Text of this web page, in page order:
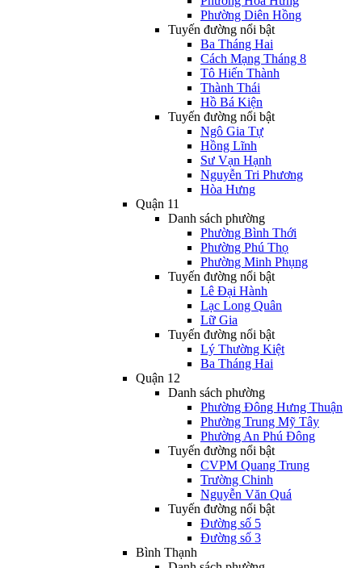
Phường Diên Hồng
Tuyến đường nổi bật
Ba Tháng Hai
Cách Mạng Tháng 8
Tô Hiến Thành
Thành Thái
Hồ Bá Kiện
Tuyến đường nổi bật
Ngô Gia Tự
Hồng Lĩnh
Sư Vạn Hạnh
Nguyễn Tri Phương
Hòa Hưng
Quận 11
Danh sách phường
Phường Bình Thới
Phường Phú Thọ
Phường Minh Phụng
Tuyến đường nổi bật
Lê Đại Hành
Lạc Long Quân
Lữ Gia
Tuyến đường nổi bật
Lý Thường Kiệt
Ba Tháng Hai
Quận 12
Danh sách phường
Phường Đông Hưng Thuận
Phường Trung Mỹ Tây
Phường An Phú Đông
Tuyến đường nổi bật
CVPM Quang Trung
Trường Chinh
Nguyễn Văn Quá
Tuyến đường nổi bật
Đường số 5
Đường số 3
Bình Thạnh